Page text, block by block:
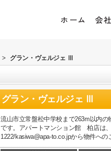
ホーム 会
> グラン・ヴェルジェ Ⅲ
グラン・ヴェルジェ Ⅲ
流山市立常盤松中学校まで263m以内
です。アパートマンション館 柏店は
1222/kasiwa@apa-to.co.jpから物件への